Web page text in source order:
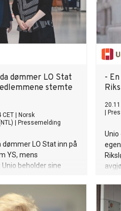
dømmer LO Stat
stemte
CET
Norsk
Pressemelding
dømmer LO Stat inn på
YS, mens
beholder sine
i staten. NTL kaller
og skuffende.
-
Unio